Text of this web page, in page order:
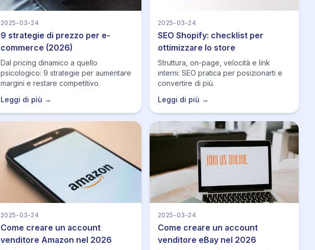
2025-03-24
9 strategie di prezzo per e-
commerce (2026)
Dal pricing dinamico a quello
psicologico: 9 strategie per aumentare
margini e restare competitivo.
Leggi di più →
2025-03-24
SEO Shopify: checklist per
ottimizzare lo store
Struttura, on-page, velocità e link
interni: SEO pratica per posizionarti e
convertire di più.
Leggi di più →
2025-03-24
Come creare un account
venditore Amazon nel 2026
2025-03-24
Come creare un account
venditore eBay nel 2026